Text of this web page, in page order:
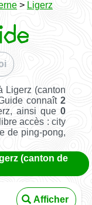
> Ligerz
Ligerz (canton
connaît2
ainsi que0
accès : city
de ping-pong,
(canton de
Afficher